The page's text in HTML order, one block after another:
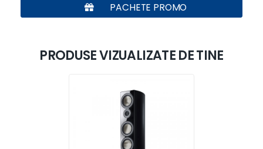
PACHETE PROMO
PRODUSE VIZUALIZATE DE TINE